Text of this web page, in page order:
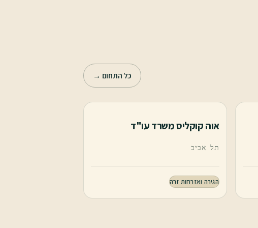
כל התחום →
אוה קוקליס משרד עו"ד
תל אביב
הגירה ואזרחות זרה